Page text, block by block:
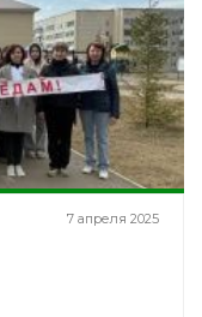
7 апреля 2025